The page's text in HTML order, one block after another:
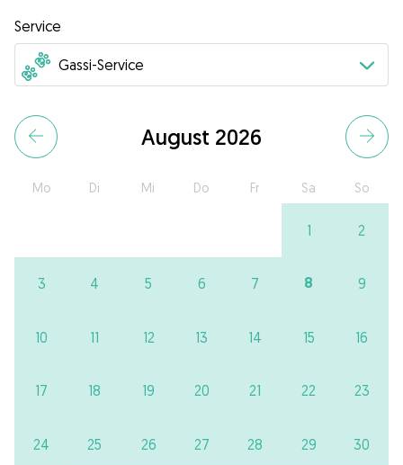
Service
August 2026
Mo Di Mi Do Fr Sa So
1 2
3 4 5 6 7 8 9
10 11 12 13 14 15 16
17 18 19 20 21 22 23
24 25 26 27 28 29 30